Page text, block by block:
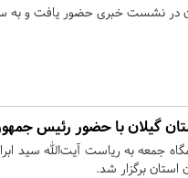
در نشست خبری حضور یافت و به
گیلان با حضور رئیس
جمعه به ریاست آیت‌الله سید
برگزار شد.